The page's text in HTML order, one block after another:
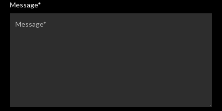
Message*